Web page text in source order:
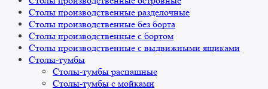
Столы производственные разделочные
Столы производственные без борта
Столы производственные с бортом
Столы производственные с выдвижными ящиками
Столы-тумбы
Столы-тумбы распашные
Столы-тумбы с мойками